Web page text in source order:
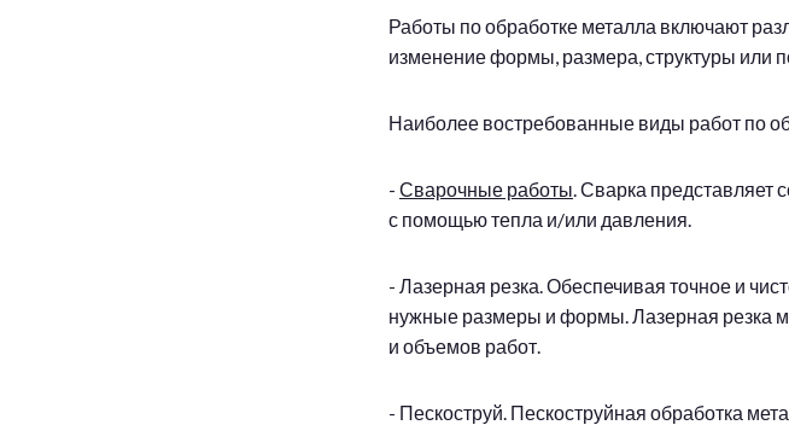
Работы по обработке металла включают
изменение формы, размера, структуры или
Наиболее востребованные виды работ по
- Сварочные работы . Сварка представляет
с помощью тепла и/или давления.
- Лазерная резка. Обеспечивая точное и
нужные размеры и формы. Лазерная резка
и объемов работ.
- Пескоструй. Пескоструйная обработка